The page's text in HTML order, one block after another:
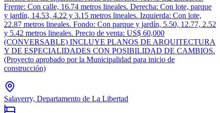
Frente: Con calle, 16.74 metros lineales. Derecha: Con lote, parque
y jardín, 14.53, 4.22 y 3.15 metros lineales. Izquierda: Con lote,
22.87 metros lineales. Fondo: Con parque y jardín, 5.50, 12.77, 2.52
y 5.42 metros lineales. Precio de venta: US$ 60,000
(CONVERSABLE) INCLUYE PLANOS DE ARQUITECTURA
Y DE ESPECIALIDADES CON POSIBILIDAD DE CAMBIOS.
(Proyecto aprobado por la Municipalidad para inicio de
construcción)
Salaverry, Departamento de La Libertad